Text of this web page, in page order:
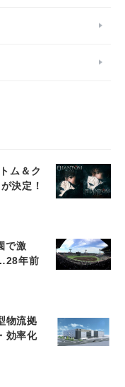
ム＆ク
決定！
で激
年前
物流拠
効率化